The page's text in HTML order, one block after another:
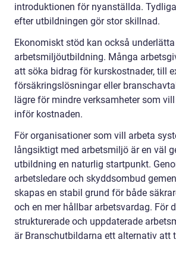
introduktionen för nyanställda.
efter utbildningen gör stor skillnad.
Ekonomiskt stöd kan också
arbetsmiljöutbildning. Många
att söka bidrag för kurskostnader, till
försäkringslösningar eller
lägre för mindre verksamheter som
inför kostnaden.
För organisationer som vill arbeta
långsiktigt med arbetsmiljö är en väl
utbildning en naturlig startpunkt.
arbetsledare och skyddsombud
skapas en stabil grund för både
och en mer hållbar arbetsvardag. För
strukturerade och uppdaterade
är Branschutbildarna ett alternativ att